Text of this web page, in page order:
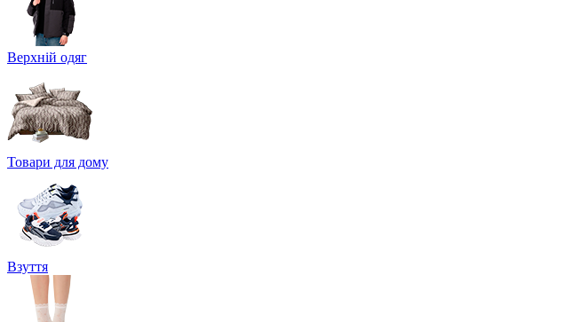
Верхній одяг
Товари для дому
Взуття